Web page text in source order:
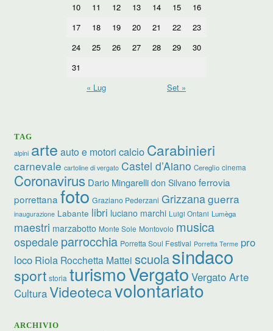
10
11 12 13 14 15
16
17
18 19 20 21 22
23
24
25 26 27 28 29
30
31
« Lug
Set »
TAG
alpini arte auto e motori calcio Carabinieri
carnevale cartoline di vergato Castel d’Aiano Cereglio cinema
Coronavirus Dario Mingarelli don Silvano ferrovia
porrettana foto Graziano Pederzani Grizzanaguerra
inaugurazione Labante libri luciano marchi Luigi Ontani Lumèga
maestri marzabotto Monte Sole Montovolo musica
ospedale parrocchia Porretta Soul Festival Porretta Terme pro
loco Riola Rocchetta Mattei scuolasindaco
sport storia turismoVergato Vergato Arte
CulturaVideotecavolontariato
ARCHIVIO